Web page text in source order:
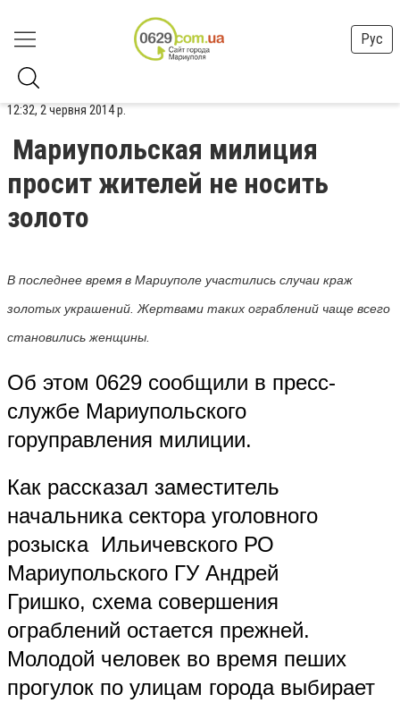
Рус
12:32, 2 червня 2014 р.
Мариупольская милиция
просит жителей не носить
золото
В последнее время в Мариуполе участились случаи краж
золотых украшений. Жертвами таких ограблений чаще всего
становились женщины.
Об этом 0629 сообщили в пресс-
службе Мариупольского
горуправления милиции.
Как рассказал заместитель
начальника сектора уголовного
розыска Ильичевского РО
Мариупольского ГУ Андрей
Гришко, схема совершения
ограблений остается прежней.
Молодой человек во время пеших
прогулок по улицам города выбирает